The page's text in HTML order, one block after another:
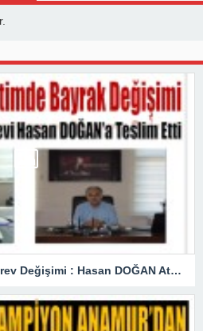
Anamur Milli Eğitimde Görev Değişimi : Hasan DOĞAN Atandı